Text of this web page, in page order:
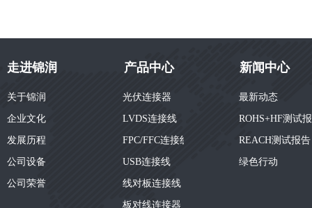
走进锦润
关于锦润
企业文化
发展历程
公司设备
公司荣誉
新闻中心
最新动态
ROHS+HF测试
REACH测试报告
绿色行动
光伏连接器
LVDS连接线
FPC/FFC连接线
USB连接线
线对板连接线
板对线连接器
产品中心